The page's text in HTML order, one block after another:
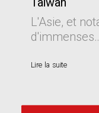
L'Asie, et
Lire la suite